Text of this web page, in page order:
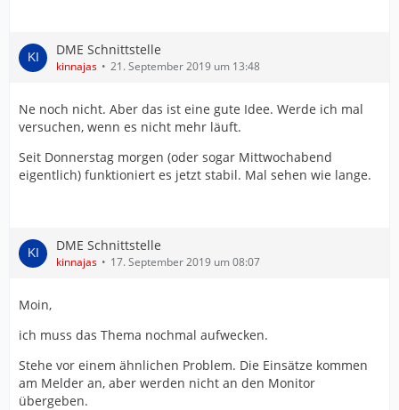
DME Schnittstelle
kinnajas 21. September 2019 um 13:48
Ne noch nicht. Aber das ist eine gute Idee. Werde ich mal
versuchen, wenn es nicht mehr läuft.
Seit Donnerstag morgen (oder sogar Mittwochabend
eigentlich) funktioniert es jetzt stabil. Mal sehen wie lange.
DME Schnittstelle
kinnajas 17. September 2019 um 08:07
Moin,
ich muss das Thema nochmal aufwecken.
Stehe vor einem ähnlichen Problem. Die Einsätze kommen
am Melder an, aber werden nicht an den Monitor
übergeben.